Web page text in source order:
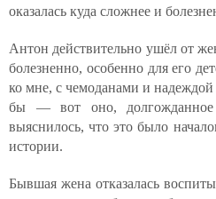
оказалась куда сложнее и
Антон действительно ушёл от
болезненно, особенно для его
ко мне, с чемоданами и
бы — вот оно, долгожданное
выяснилось, что это было
истории.
Бывшая жена отказалась